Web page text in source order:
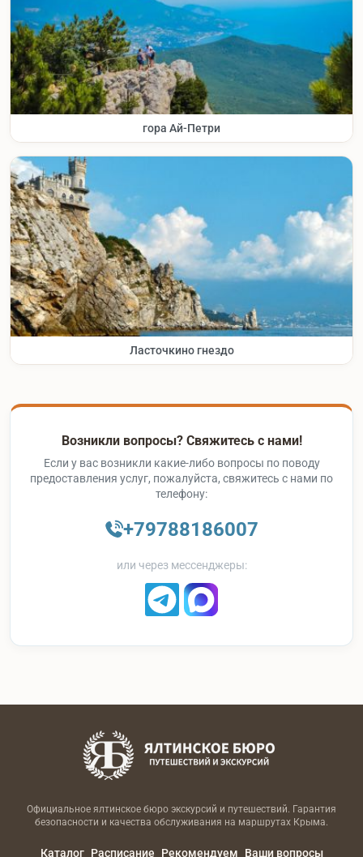
гора Ай-Петри
Ласточкино гнездо
Возникли вопросы? Свяжитесь с нами!
Если у вас возникли какие-либо вопросы по поводу
предоставления услуг, пожалуйста, свяжитесь с нами по
телефону:
+79788186007
или через мессенджеры:
Официальное ялтинское бюро экскурсий и путешествий. Гарантия
безопасности и качества обслуживания на маршрутах Крыма.
Каталог Расписание Рекомендуем Ваши вопросы